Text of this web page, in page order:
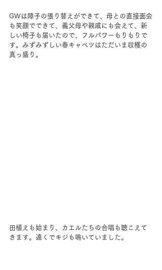
GWは障子の張り替えができて、母との直接面会
も笑顔でできて、義父母や親戚にも会えて、新
しい椅子も届いたので、フルパワーもりもりで
す。みずみずしい春キャベツはただいま収穫の
真っ盛り。
田植えも始まり、カエルたちの合唱も聴こえて
きます。遠くでキジも鳴いていました。